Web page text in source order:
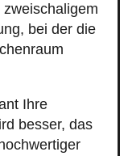
bei der die
Ihre
besser, das